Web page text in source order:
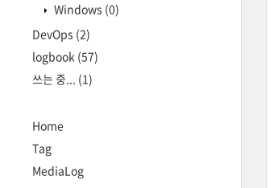
Windows (0)
DevOps (2)
logbook (57)
쓰는 중... (1)
Home
Tag
MediaLog